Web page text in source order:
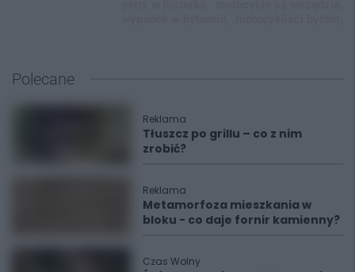
Polecane
Reklama
Tłuszcz po grillu – co z nim
zrobić?
Reklama
Metamorfoza mieszkania w
bloku - co daje fornir kamienny?
Czas Wolny